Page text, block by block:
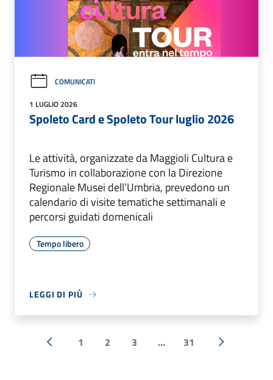
COMUNICATI
1 LUGLIO 2026
Spoleto Card e Spoleto Tour luglio 2026
Le attività, organizzate da Maggioli Cultura e
Turismo in collaborazione con la Direzione
Regionale Musei dell’Umbria, prevedono un
calendario di visite tematiche settimanali e
percorsi guidati domenicali
Tempo libero
LEGGI DI PIÙ
« Precedente
1 2 3 ... 31 Successiva